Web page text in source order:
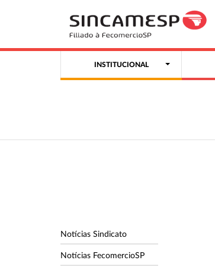
INSTITUCIONAL
Notícias Sindicato
Notícias FecomercioSP